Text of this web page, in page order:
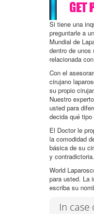
Si tiene una
preguntarle a
Mundial de
dentro de unos
relacionada
Con el
cirujano
su propio
Nuestro
usted para
decida qué
El Doctor le
la comodidad
básica de su
y contradictoria.
World
para usted. La
escriba su
In